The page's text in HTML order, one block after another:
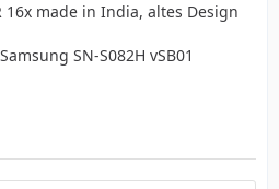
16x made in India, altes Design
SN-S082H vSB01